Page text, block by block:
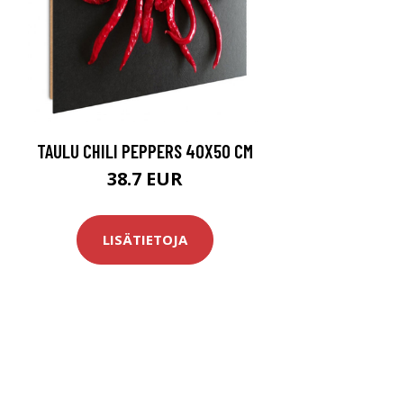
TAULU CHILI PEPPERS 40X50 CM
38.7 EUR
LISÄTIETOJA